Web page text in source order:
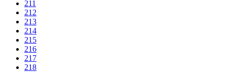
211
212
213
214
215
216
217
218